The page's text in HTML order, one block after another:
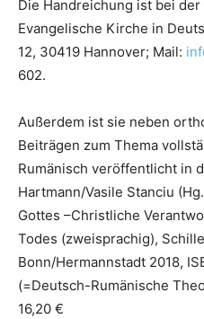
Die Handreichung ist bei der
Evangelische Kirche in
12, 30419 Hannover; Mail:
602.
Außerdem ist sie neben
Beiträgen zum Thema
Rumänisch veröffentlicht in
Hartmann/Vasile Stanciu
Gottes –Christliche
Todes (zweisprachig),
Bonn/Hermannstadt 2018,
(=Deutsch-Rumänische
16,20 €